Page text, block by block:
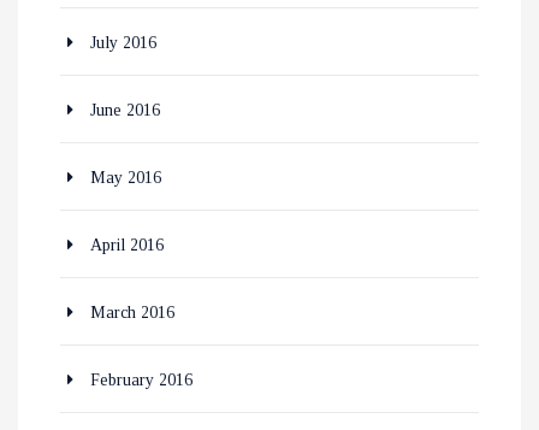
July 2016
June 2016
May 2016
April 2016
March 2016
February 2016